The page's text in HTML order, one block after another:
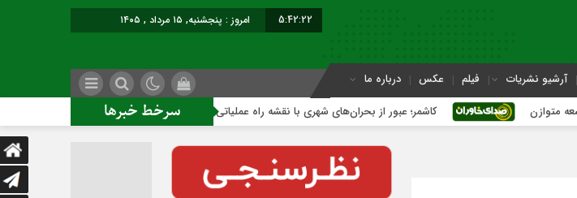
5:42:23 امروز : پنجشنبه, ۱۵ مرداد , ۱۴۰۵
آرشیو نشریات فیلم عکس درباره ما
سرخط خبرها کاشمر؛ عبور از بحران‌های شهری با نقشه راه عملیاتی ساخت ساختمان اداری جدید ممنوع؛